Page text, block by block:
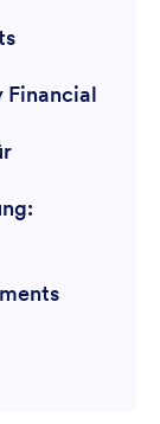
Financial